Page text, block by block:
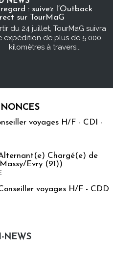
: suivez l’Outback
sur TourMaG
du 24 juillet, TourMaG suivra
expédition de plus de 5 000
kilomètres à travers...
voyages H/F - CDI -
Chargé(e) de
Evry (91))
voyages H/F - CDD
NEWS